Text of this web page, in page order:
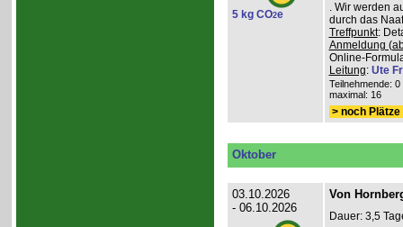
5 kg CO2e
. Wir werden
durch das
Treffpunkt:
Anmeldung
Online-
Leitung: Ute
Teilnehmende:
maximal: 16
> noch
Oktober
03.10.2026
- 06.10.2026
Von
Dauer: 3,5